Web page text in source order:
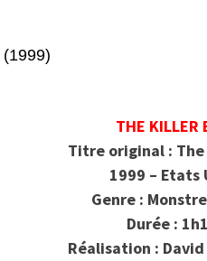
THE KILLER
Titre original :
1999 – Etats
Genre :
Durée :
Réalisation :